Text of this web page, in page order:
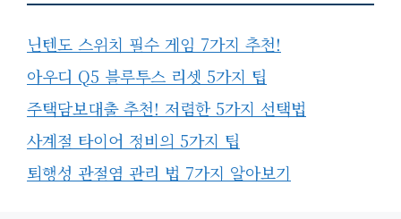
닌텐도 스위치 필수 게임 7가지 추천!
아우디 Q5 블루투스 리셋 5가지 팁
주택담보대출 추천! 저렴한 5가지 선택법
사계절 타이어 정비의 5가지 팁
퇴행성 관절염 관리 법 7가지 알아보기